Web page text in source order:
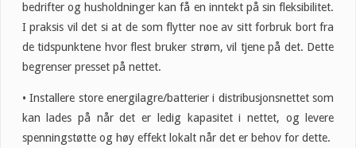
bedrifter og husholdninger kan få en inntekt på sin fleksibilitet.
I praksis vil det si at de som flytter noe av sitt forbruk bort fra
de tidspunktene hvor flest bruker strøm, vil tjene på det. Dette
begrenser presset på nettet.
• Installere store energilagre/batterier i distribusjonsnettet som
kan lades på når det er ledig kapasitet i nettet, og levere
spenningstøtte og høy effekt lokalt når det er behov for dette.